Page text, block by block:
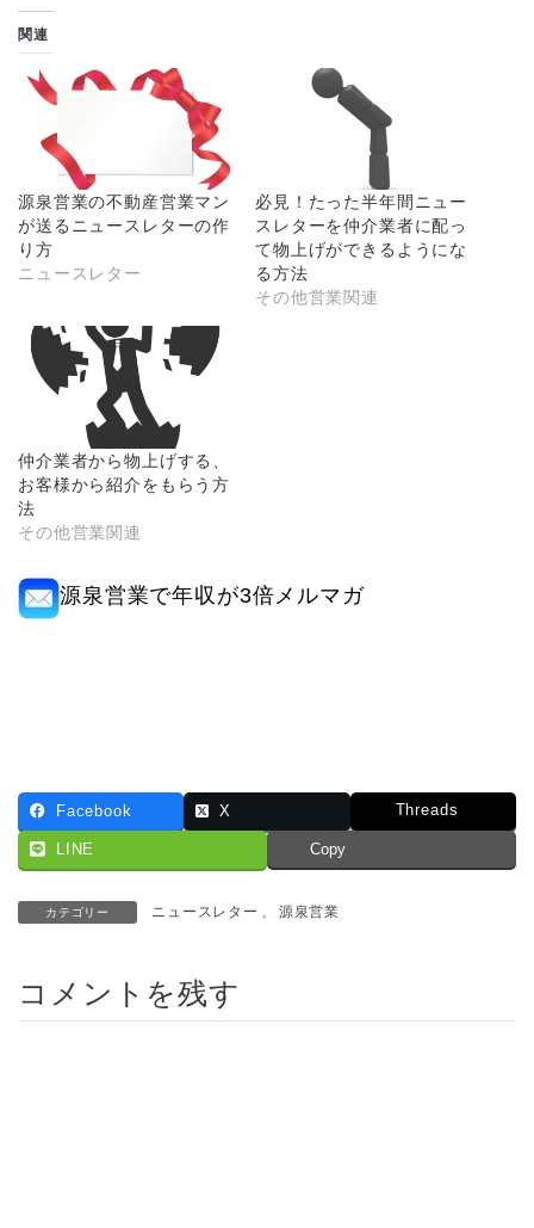
関連
源泉営業の不動産営業マン
が送るニュースレターの作
り方
ニュースレター
必見！たった半年間ニュー
スレターを仲介業者に配っ
て物上げができるようにな
る方法
その他営業関連
仲介業者から物上げする、
お客様から紹介をもらう方
法
その他営業関連
源泉営業で年収が3倍メルマガ
Facebook X Threads
LINE Copy
カテゴリー ニュースレター 、 源泉営業
コメントを残す